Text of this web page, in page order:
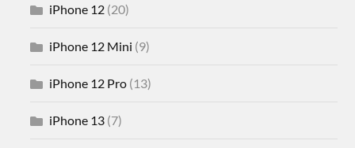
iPhone 12 (20)
iPhone 12 Mini (9)
iPhone 12 Pro (13)
iPhone 13 (7)